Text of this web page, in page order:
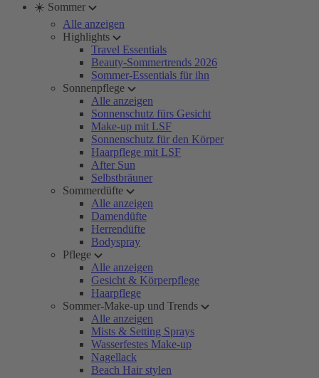
☀️ Sommer
Alle anzeigen
Highlights
Travel Essentials
Beauty-Sommertrends 2026
Sommer-Essentials für ihn
Sonnenpflege
Alle anzeigen
Sonnenschutz fürs Gesicht
Make-up mit LSF
Sonnenschutz für den Körper
Haarpflege mit LSF
After Sun
Selbstbräuner
Sommerdüfte
Alle anzeigen
Damendüfte
Herrendüfte
Bodyspray
Pflege
Alle anzeigen
Gesicht & Körperpflege
Haarpflege
Sommer-Make-up und Trends
Alle anzeigen
Mists & Setting Sprays
Wasserfestes Make-up
Nagellack
Beach Hair stylen